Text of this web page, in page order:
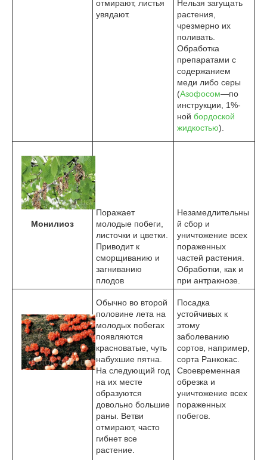
отмирают, листья
увядают.
Нельзя загущать
растения,
чрезмерно их
поливать.
Обработка
препаратами с
содержанием
меди либо серы
(Азофосом—по
инструкции, 1%-
ной бордоской
жидкостью).
Монилиоз
Поражает
молодые побеги,
листочки и цветки.
Приводит к
сморщиванию и
загниванию
плодов
Незамедлительны
й сбор и
уничтожение всех
пораженных
частей растения.
Обработки, как и
при антракнозе.
Обычно во второй
половине лета на
молодых побегах
появляются
красноватые, чуть
набухшие пятна.
На следующий год
на их месте
образуются
довольно большие
раны. Ветви
отмирают, часто
гибнет все
растение.
Посадка
устойчивых к
этому
заболеванию
сортов, например,
сорта Ранкокас.
Своевременная
обрезка и
уничтожение всех
пораженных
побегов.